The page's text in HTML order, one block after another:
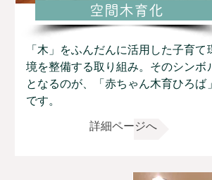
空間木育化
「木」をふんだんに活用した子育て
境を整備する取り組み。​そのシンボ
となるのが、「赤ちゃん木育ひろば
です。
詳細ページへ